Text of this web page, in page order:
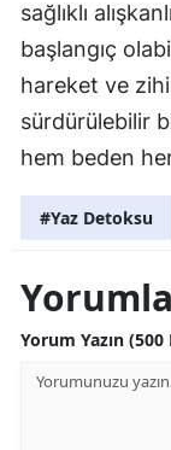
sağlıklı
başlangıç
hareket ve
sürdürülebilir
hem beden
#Yaz Detoksu
Yorum Yazın